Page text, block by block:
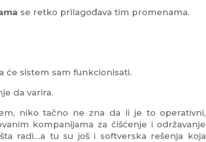
se retko prilagođava tim promenama.
će sistem sam funkcionisati.
da varira.
niko tačno ne zna da li je to operativni,
kompanijama za čišćenje i održavanje
radi…a tu su još i softverska rešenja koja